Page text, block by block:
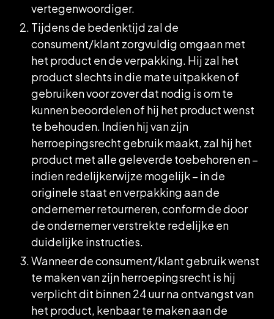
vertegenwoordiger.
Tijdens de bedenktijd zal de
consument/klant zorgvuldig omgaan met
het product en de verpakking. Hij zal het
product slechts in die mate uitpakken of
gebruiken voor zover dat nodig is om te
kunnen beoordelen of hij het product wenst
te behouden. Indien hij van zijn
herroepingsrecht gebruik maakt, zal hij het
product met alle geleverde toebehoren en –
indien redelijkerwijze mogelijk – in de
originele staat en verpakking aan de
ondernemer retourneren, conform de door
de ondernemer verstrekte redelijke en
duidelijke instructies.
Wanneer de consument/klant gebruik wenst
te maken van zijn herroepingsrecht is hij
verplicht dit binnen 24 uur na ontvangst van
het product, kenbaar te maken aan de